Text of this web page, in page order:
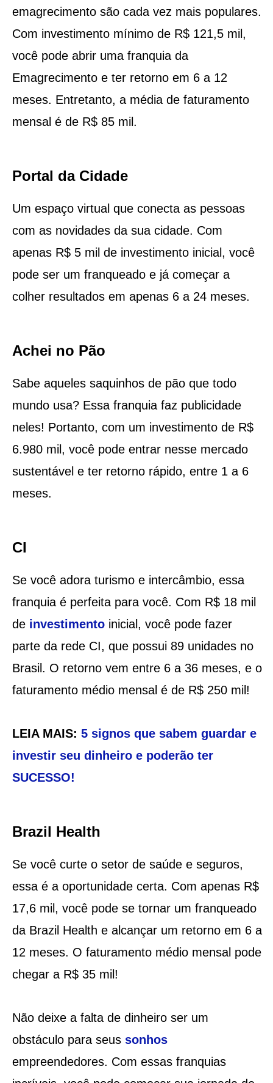
emagrecimento são cada vez mais populares.
Com investimento mínimo de R$ 121,5 mil,
você pode abrir uma franquia da
Emagrecimento e ter retorno em 6 a 12
meses. Entretanto, a média de faturamento
mensal é de R$ 85 mil.
Portal da Cidade
Um espaço virtual que conecta as pessoas
com as novidades da sua cidade. Com
apenas R$ 5 mil de investimento inicial, você
pode ser um franqueado e já começar a
colher resultados em apenas 6 a 24 meses.
Achei no Pão
Sabe aqueles saquinhos de pão que todo
mundo usa? Essa franquia faz publicidade
neles! Portanto, com um investimento de R$
6.980 mil, você pode entrar nesse mercado
sustentável e ter retorno rápido, entre 1 a 6
meses.
CI
Se você adora turismo e intercâmbio, essa
franquia é perfeita para você. Com R$ 18 mil
de investimentoinicial, você pode fazer
parte da rede CI, que possui 89 unidades no
Brasil. O retorno vem entre 6 a 36 meses, e o
faturamento médio mensal é de R$ 250 mil!
LEIA MAIS: 5 signos que sabem guardar e
investir seu dinheiro e poderão ter
SUCESSO!
Brazil Health
Se você curte o setor de saúde e seguros,
essa é a oportunidade certa. Com apenas R$
17,6 mil, você pode se tornar um franqueado
da Brazil Health e alcançar um retorno em 6 a
12 meses. O faturamento médio mensal pode
chegar a R$ 35 mil!
Não deixe a falta de dinheiro ser um
obstáculo para seus sonhos
empreendedores. Com essas franquias